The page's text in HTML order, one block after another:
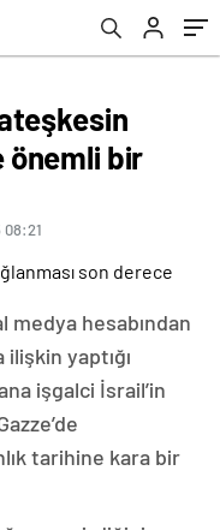
önemli bir
08:21
medya hesabından
ilişkin yaptığı
işgalci İsrail’in
tarihine kara bir